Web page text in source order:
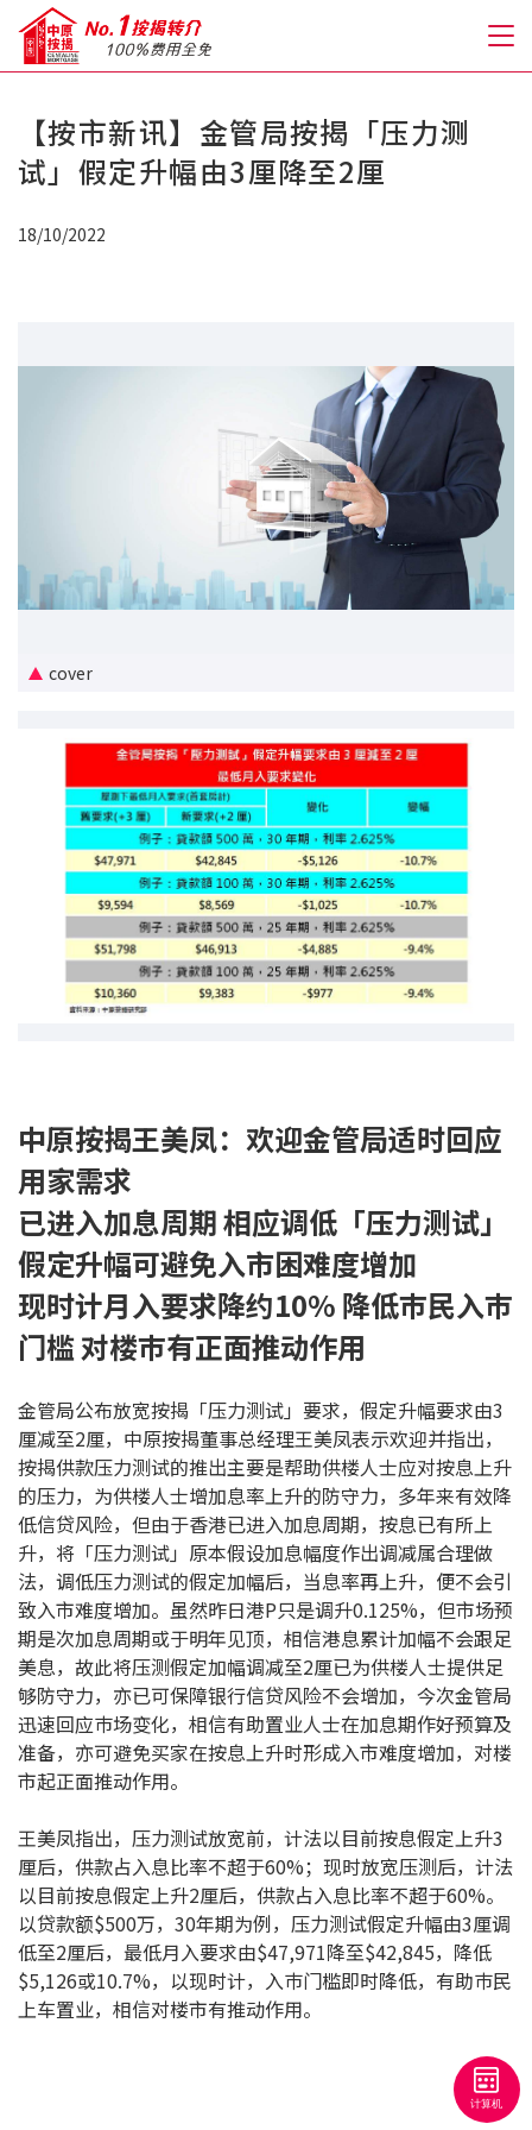
关于我们
新盘优越按揭优惠
推荐齐齐友赏
按揭工具
按揭计算
转按计算
置业预算
免费物业估价
下载中心
按揭全面睇
新闻/研究
按市新闻
统计数据库
按揭快趣智识
按揭智库
楼按专栏
按揭百科
装修·保险优惠
免费装修转介服务
装修设计专栏
【按市新讯】金管局按揭「压力测
试」假定升幅由3厘降至2厘
18/10/2022
cover
中原按揭王美凤：欢迎金管局适时回应
用家需求
已进入加息周期 相应调低「压力测试」
假定升幅可避免入市困难度增加
现时计月入要求降约10% 降低巿民入巿
门槛 对楼巿有正面推动作用
金管局公布放宽按揭「压力测试」要求，假定升幅要求由3
厘减至2厘，中原按揭董事总经理王美凤表示欢迎并指出，
按揭供款压力测试的推出主要是帮助供楼人士应对按息上升
的压力，为供楼人士增加息率上升的防守力，多年来有效降
低信贷风险，但由于香港已进入加息周期，按息已有所上
升，将「压力测试」原本假设加息幅度作出调减属合理做
法，调低压力测试的假定加幅后，当息率再上升，便不会引
致入市难度增加。虽然昨日港P只是调升0.125%，但市场预
期是次加息周期或于明年见顶，相信港息累计加幅不会跟足
美息，故此将压测假定加幅调减至2厘已为供楼人士提供足
够防守力，亦已可保障银行信贷风险不会增加，今次金管局
迅速回应巿场变化，相信有助置业人士在加息期作好预算及
准备，亦可避免买家在按息上升时形成入市难度增加，对楼
市起正面推动作用。
王美凤指出，压力测试放宽前，计法以目前按息假定上升3
厘后，供款占入息比率不超于60%；现时放宽压测后，计法
以目前按息假定上升2厘后，供款占入息比率不超于60%。
以贷款额$500万，30年期为例，压力测试假定升幅由3厘调
低至2厘后，最低月入要求由$47,971降至$42,845，降低
$5,126或10.7%，以现时计，入巿门槛即时降低，有助巿民
上车置业，相信对楼市有推动作用。